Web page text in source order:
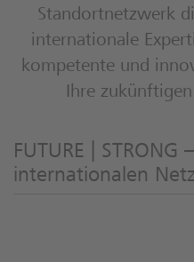
Standortnetzwerk
internationale
kompetente und
Ihre
FUTURE | STRONG
internationalen